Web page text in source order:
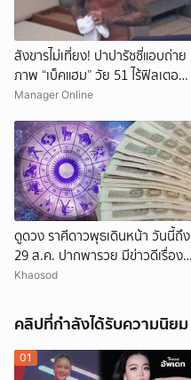
สังขารไม่เที่ยง! ปาปารัซซี่แอบถ่าย
ภาพ “เบ็คแฮม” วัย 51 ไร้ฟิลเตอร์
เผยให้เห็นผมบาง-ศีรษะล้าน
Manager Online
ดูดวง ราศีดาวพุธเดินหน้า วันนี้ถึง
29 ส.ค. ปากพารวย มีข่าวดีเรื่อง
เงิน-ค้าขาย
Khaosod
คลิปที่กำลังได้รับความนิยม
01